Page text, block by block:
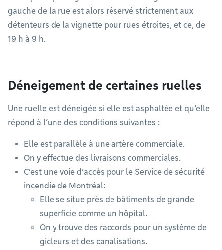
gauche de la rue est alors réservé strictement aux
détenteurs de la vignette pour rues étroites, et ce, de
19 h à 9 h.
Déneigement de certaines ruelles
Une ruelle est déneigée si elle est asphaltée et qu’elle
répond à l’une des conditions suivantes :
Elle est parallèle à une artère commerciale.
On y effectue des livraisons commerciales.
C’est une voie d’accès pour le Service de sécurité
incendie de Montréal:
Elle se situe près de bâtiments de grande
superficie comme un hôpital.
On y trouve des raccords pour un système de
gicleurs et des canalisations.